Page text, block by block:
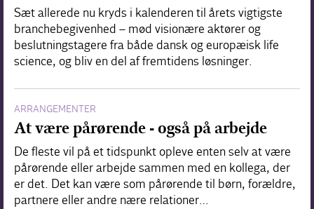
Sæt allerede nu kryds i kalenderen til årets vigtigste
branchebegivenhed – mød visionære aktører og
beslutningstagere fra både dansk og europæisk life
science, og bliv en del af fremtidens løsninger.
ARRANGEMENTER
At være pårørende - også på arbejde
De fleste vil på et tidspunkt opleve enten selv at være
pårørende eller arbejde sammen med en kollega, der
er det. Det kan være som pårørende til børn, forældre,
partnere eller andre nære relationer…